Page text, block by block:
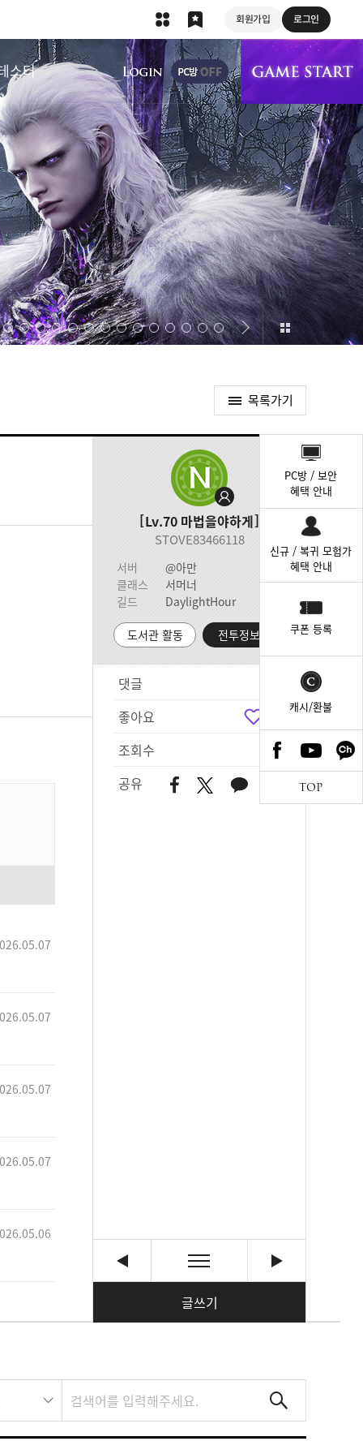
회원가입 로그인
스터
상단 메뉴
목록가기
Lv.70 마법을야하게
STOVE83466118
서버
@아만
클래스
서머너
길드
DaylightHour
도서관 활동 전투정보실
댓글
좋아요
조회수
601
공유
글쓰기
PC방 / 보안
혜택 안내
신규 / 복귀 모험가
혜택 안내
쿠폰 등록
캐시/환불
TOP